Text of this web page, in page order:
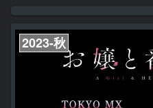
か、騎士失格の烙印を押され
2023-秋